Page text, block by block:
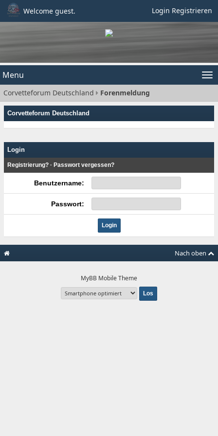
Welcome guest. Login Registrieren
Menu
Corvetteforum Deutschland Forenmeldung
Corvetteforum Deutschland
Login
Registrierung? · Passwort vergessen?
Benutzername:
Passwort:
Nach oben
MyBB Mobile Theme